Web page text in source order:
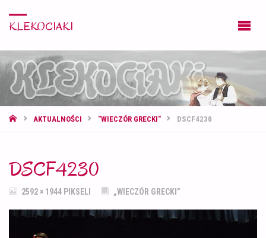
KLEKOCIAKI
STRONAAKTUALNOŚCI "WIECZÓR GRECKI" DSCF4230
DSCF4230
PEŁNY2592 × 1944 PIKSELI „WIECZÓR GRECKI”